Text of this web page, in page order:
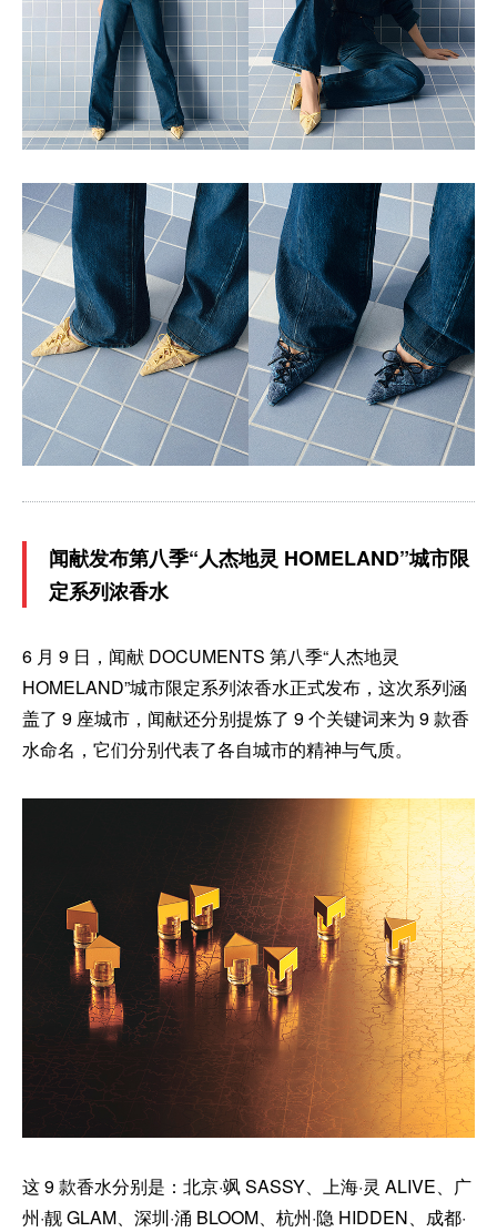
闻献发布第八季“人杰地灵 HOMELAND”城市限
定系列浓香水
6 月 9 日，闻献 DOCUMENTS 第八季“人杰地灵
HOMELAND”城市限定系列浓香水正式发布，这次系列涵
盖了 9 座城市，闻献还分别提炼了 9 个关键词来为 9 款香
水命名，它们分别代表了各自城市的精神与气质。
这 9 款香水分别是：北京·飒 SASSY、上海·灵 ALIVE、广
州·靓 GLAM、深圳·涌 BLOOM、杭州·隐 HIDDEN、成都·